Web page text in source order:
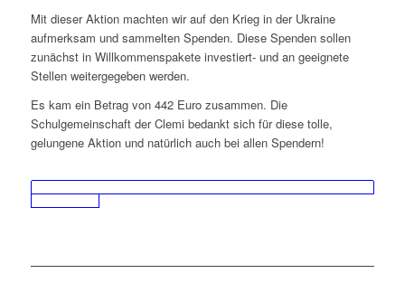
Mit dieser Aktion machten wir auf den Krieg in der Ukraine
aufmerksam und sammelten Spenden. Diese Spenden sollen
zunächst in Willkommenspakete investiert- und an geeignete
Stellen weitergegeben werden.
Es kam ein Betrag von 442 Euro zusammen. Die
Schulgemeinschaft der Clemi bedankt sich für diese tolle,
gelungene Aktion und natürlich auch bei allen Spendern!